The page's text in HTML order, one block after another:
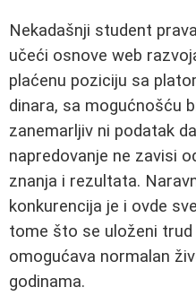
Nekadašnji student
učeći osnove web
plaćenu poziciju sa
dinara, sa mogućnošću
zanemarljiv ni podatak
napredovanje ne zavisi
znanja i rezultata.
konkurencija je i ovde
tome što se uloženi trud
omogućava normalan
godinama.